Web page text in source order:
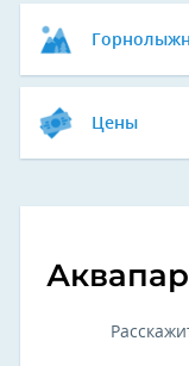
Цены